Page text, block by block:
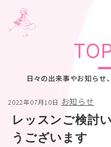
日々の出来事やお知らせ
2022年07月10日 お知らせ
レッスンご検討
うございます